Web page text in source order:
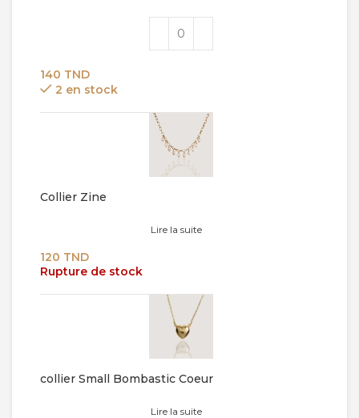
140 TND
2 en stock
Collier Zine
Lire la suite
120 TND
Rupture de stock
collier Small Bombastic Coeur
Lire la suite